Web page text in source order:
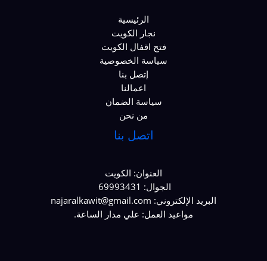
الرئيسية
نجار الكويت
فتح اقفال الكويت
سياسة الخصوصية
إتصل بنا
اعمالنا
سياسة الضمان
من نحن
اتصل بنا
العنوان: الكويت
الجوال: 69993431
البريد الإلكتروني: najaralkawit@gmail.com
مواعيد العمل: علي مدار الساعة.